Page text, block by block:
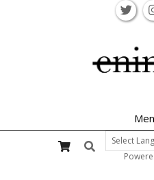
Navigation
Search